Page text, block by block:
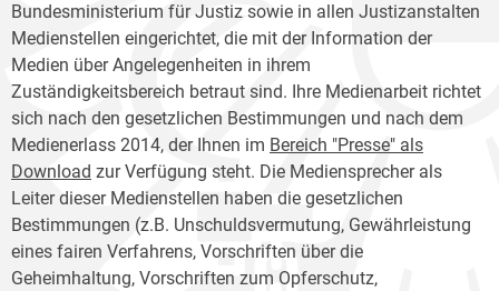
Bundesministerium für Justiz sowie in allen Justizanstalten
Medienstellen eingerichtet, die mit der Information der
Medien über Angelegenheiten in ihrem
Zuständigkeitsbereich betraut sind. Ihre Medienarbeit richtet
sich nach den gesetzlichen Bestimmungen und nach dem
Medienerlass 2014, der Ihnen im Bereich "Presse" als
Download zur Verfügung steht. Die Mediensprecher als
Leiter dieser Medienstellen haben die gesetzlichen
Bestimmungen (z.B. Unschuldsvermutung, Gewährleistung
eines fairen Verfahrens, Vorschriften über die
Geheimhaltung, Vorschriften zum Opferschutz,